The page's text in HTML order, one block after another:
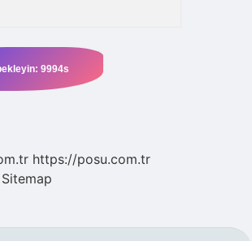
https://posu.com.tr
Sitemap